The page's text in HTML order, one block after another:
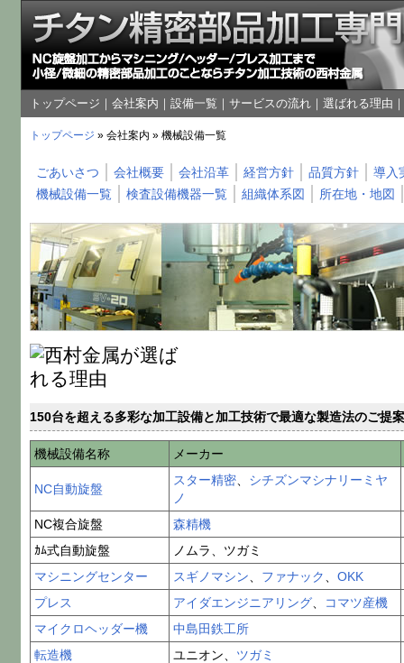
トップページ ｜ 会社案内 ｜ 設備一覧 ｜ サービスの流れ｜ 選ばれる理由 ｜
トップページ » 会社案内 » 機械設備一覧
ごあいさつ 会社概要 会社沿革 経営方針 品質方針
導入
機械設備一覧
検査設備機器一覧 組織体系図 所在地・地図
150台を超える多彩な加工設備と加工技術で最適な製造法のご提
機械設備名称 メーカー
NC自動旋盤
スター精密、 シチズンマシナリーミヤ
ノ
NC複合旋盤
森精機
ｶﾑ式自動旋盤
ノムラ、ツガミ
マシニングセンター
スギノマシン ファナック
OKK
プレス
アイダエンジニアリング、
コマツ産機
マイクロヘッダー機
中島田鉄工所
転造機
ユニオン、 ツガミ